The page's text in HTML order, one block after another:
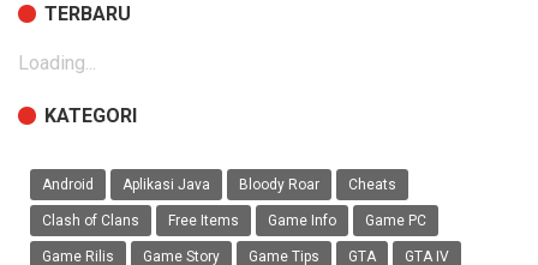
TERBARU
Loading...
KATEGORI
Android Aplikasi Java Bloody Roar Cheats
Clash of Clans Free Items Game Info Game PC
Game Rilis Game Story Game Tips GTA GTA IV